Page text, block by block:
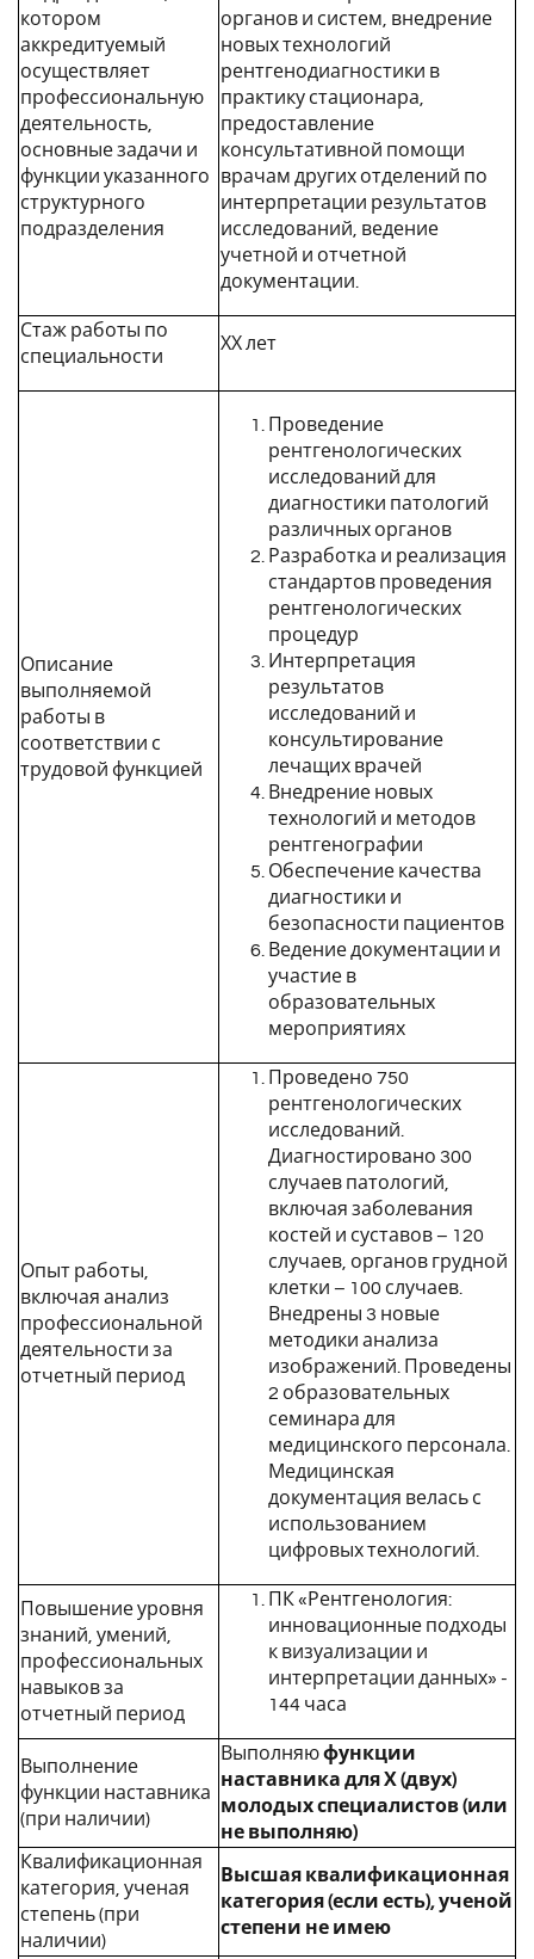
котором
аккредитуемый
осуществляет
профессиональную
деятельность,
основные задачи и
функции указанного
структурного
подразделения
органов и систем, внедрение
новых технологий
рентгенодиагностики в
практику стационара,
предоставление
консультативной помощи
врачам других отделений по
интерпретации результатов
исследований, ведение
учетной и отчетной
документации.
Стаж работы по
специальности
ХХ лет
Описание
выполняемой
работы в
соответствии с
трудовой функцией
Проведение
рентгенологических
исследований для
диагностики патологий
различных органов
Разработка и реализация
стандартов проведения
рентгенологических
процедур
Интерпретация
результатов
исследований и
консультирование
лечащих врачей
Внедрение новых
технологий и методов
рентгенографии
Обеспечение качества
диагностики и
безопасности пациентов
Ведение документации и
участие в
образовательных
мероприятиях
Опыт работы,
включая анализ
профессиональной
деятельности за
отчетный период
Проведено 750
рентгенологических
исследований.
Диагностировано 300
случаев патологий,
включая заболевания
костей и суставов – 120
случаев, органов грудной
клетки – 100 случаев.
Внедрены 3 новые
методики анализа
изображений. Проведены
2 образовательных
семинара для
медицинского персонала.
Медицинская
документация велась с
использованием
цифровых технологий.
Повышение уровня
знаний, умений,
профессиональных
навыков за
отчетный период
ПК «Рентгенология:
инновационные подходы
к визуализации и
интерпретации данных» -
144 часа
Выполнение
функции наставника
(при наличии)
Выполняюфункции
наставника для Х (двух)
молодых специалистов (или
не выполняю)
Квалификационная
категория, ученая
степень (при
наличии)
Высшая квалификационная
категория (если есть), ученой
степени не имею